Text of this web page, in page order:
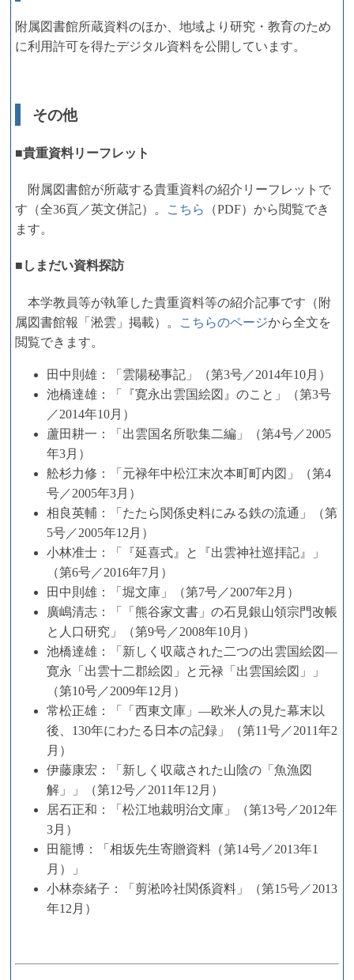
附属図書館所蔵資料のほか、地域より研究・教育のため
に利用許可を得たデジタル資料を公開しています。
その他
■貴重資料リーフレット
附属図書館が所蔵する貴重資料の紹介リーフレットで
す（全36頁／英文併記）。
こちら
（PDF）から閲覧でき
ます。
■しまだい資料探訪
本学教員等が執筆した貴重資料等の紹介記事です（附
属図書館報「淞雲」掲載）。
こちらのページから全文を
閲覧できます。
田中則雄：「雲陽秘事記」（第3号／2014年10月）
池橋達雄：「『寛永出雲国絵図』のこと」（第3号
／2014年10月）
蘆田耕一：「出雲国名所歌集二編」（第4号／2005
年3月）
舩杉力修：「元禄年中松江末次本町町内図」（第4
号／2005年3月）
相良英輔：「たたら関係史料にみる鉄の流通」（第
5号／2005年12月）
小林准士：「『延喜式』と『出雲神社巡拝記』」
（第6号／2016年7月）
田中則雄：「堀文庫」（第7号／2007年2月）
廣嶋清志：「「熊谷家文書」の石見銀山領宗門改帳
と人口研究」（第9号／2008年10月）
池橋達雄：「新しく収蔵された二つの出雲国絵図―
寛永「出雲十二郡絵図」と元禄「出雲国絵図」」
（第10号／2009年12月）
常松正雄：「「西東文庫」―欧米人の見た幕末以
後、130年にわたる日本の記録」（第11号／2011年2
月）
伊藤康宏：「新しく収蔵された山陰の「魚漁図
解」」（第12号／2011年12月）
居石正和：「松江地裁明治文庫」（第13号／2012年
3月）
田籠博：「相坂先生寄贈資料（第14号／2013年1
月）」
小林奈緒子：「剪淞吟社関係資料」（第15号／2013
年12月）